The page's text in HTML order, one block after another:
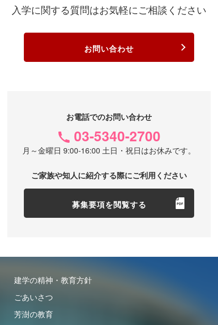
入学に関する質問はお気軽にご相談ください
お問い合わせ
お電話でのお問い合わせ
03-5340-2700
月～金曜日 9:00-16:00 土日・祝日はお休みです。
ご家族や知人に紹介する際にご利用ください
募集要項を閲覧する
建学の精神・教育方針
ごあいさつ
芳澍の教育